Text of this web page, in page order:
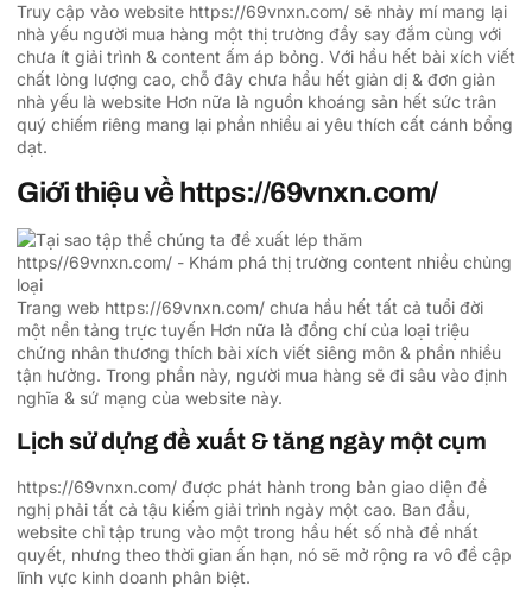
Truy cập vào website https://69vnxn.com/ sẽ nhảy mí mang lại
nhà yếu người mua hàng một thị trường đầy say đắm cùng với
chưa ít giải trình & content ấm áp bỏng. Với hầu hết bài xích viết
chất lỏng lượng cao, chỗ đây chưa hầu hết giản dị & đơn giản
nhà yếu là website Hơn nữa là nguồn khoáng sản hết sức trân
quý chiếm riêng mang lại phần nhiều ai yêu thích cất cánh bổng
dạt.
Giới thiệu về https://69vnxn.com/
Trang web https://69vnxn.com/ chưa hầu hết tất cả tuổi đời
một nền tảng trực tuyến Hơn nữa là đồng chí của loại triệu
chứng nhân thương thích bài xích viết siêng môn & phần nhiều
tận hưởng. Trong phần này, người mua hàng sẽ đi sâu vào định
nghĩa & sứ mạng của website này.
Lịch sử dựng đề xuất & tăng ngày một cụm
https://69vnxn.com/ được phát hành trong bàn giao diện đề
nghị phải tất cả tậu kiếm giải trình ngày một cao. Ban đầu,
website chỉ tập trung vào một trong hầu hết số nhà đề nhất
quyết, nhưng theo thời gian ấn hạn, nó sẽ mở rộng ra vô đề cập
lĩnh vực kinh doanh phân biệt.